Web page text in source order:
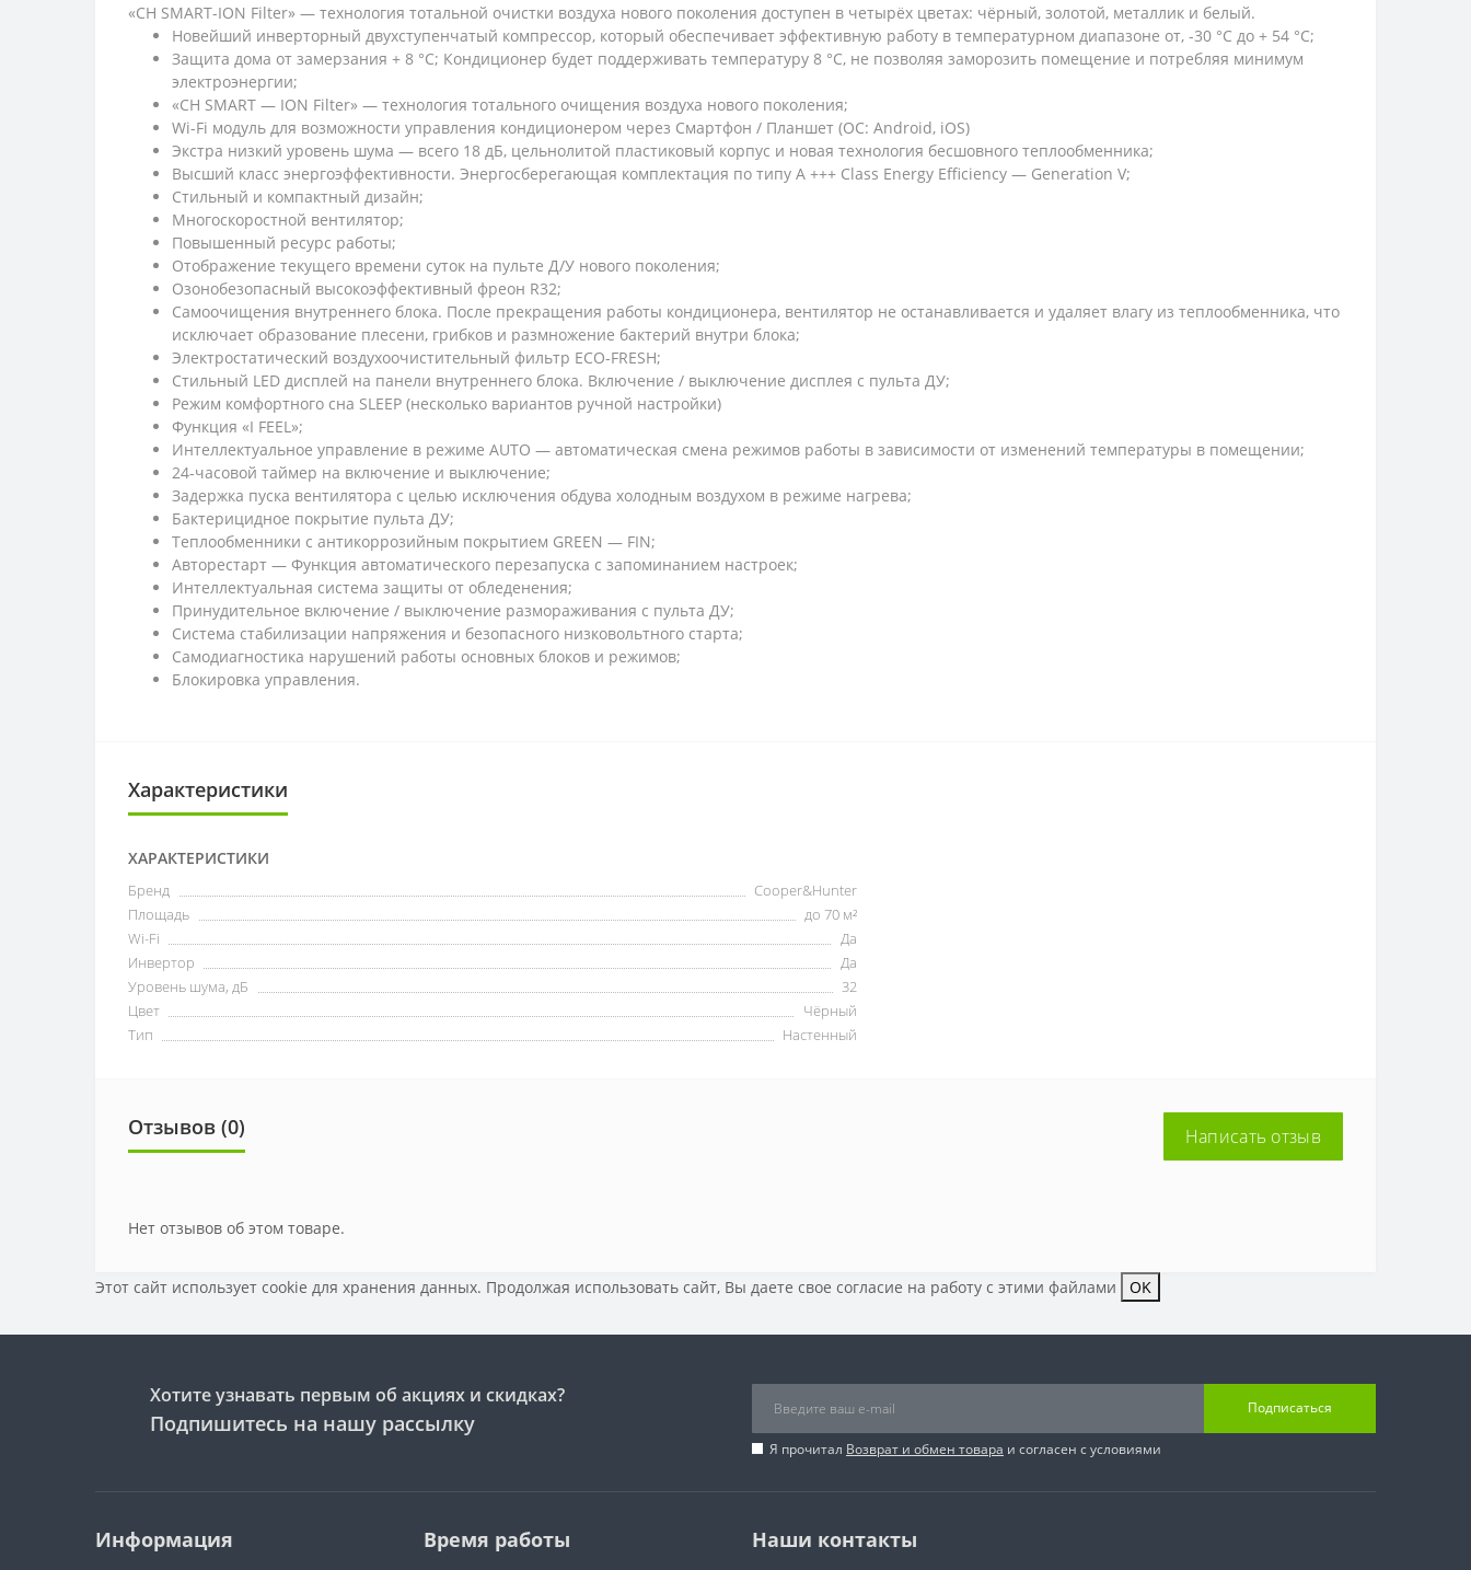
«CH SMART-ION Filter» — технология тотальной очистки воздуха нового поколения доступен в четырёх цветах: чёрный, золотой, металлик и белый.
Новейший инверторный двухступенчатый компрессор, который обеспечивает эффективную работу в температурном диапазоне от, -30 °C до + 54 °C;
Защита дома от замерзания + 8 °C; Кондиционер будет поддерживать температуру 8 °C, не позволяя заморозить помещение и потребляя минимум
электроэнергии;
«CH SMART — ION Filter» — технология тотального очищения воздуха нового поколения;
Wi-Fi модуль для возможности управления кондиционером через Смартфон / Планшет (ОС: Android, iOS)
Экстра низкий уровень шума — всего 18 дБ, цельнолитой пластиковый корпус и новая технология бесшовного теплообменника;
Высший класс энергоэффективности. Энергосберегающая комплектация по типу A +++ Class Energy Efficiency — Generation V;
Стильный и компактный дизайн;
Многоскоростной вентилятор;
Повышенный ресурс работы;
Отображение текущего времени суток на пульте Д/У нового поколения;
Озонобезопасный высокоэффективный фреон R32;
Самоочищения внутреннего блока. После прекращения работы кондиционера, вентилятор не останавливается и удаляет влагу из теплообменника, что
исключает образование плесени, грибков и размножение бактерий внутри блока;
Электростатический воздухоочистительный фильтр ЕСО-FRESH;
Стильный LED дисплей на панели внутреннего блока. Включение / выключение дисплея с пульта ДУ;
Режим комфортного сна SLЕЕР (несколько вариантов ручной настройки)
Функция «I FEEL»;
Интеллектуальное управление в режиме AUTO — автоматическая смена режимов работы в зависимости от изменений температуры в помещении;
24-часовой таймер на включение и выключение;
Задержка пуска вентилятора с целью исключения обдува холодным воздухом в режиме нагрева;
Бактерицидное покрытие пульта ДУ;
Теплообменники с антикоррозийным покрытием GREEN — FIN;
Авторестарт — Функция автоматического перезапуска с запоминанием настроек;
Интеллектуальная система защиты от обледенения;
Принудительное включение / выключение размораживания с пульта ДУ;
Система стабилизации напряжения и безопасного низковольтного старта;
Самодиагностика нарушений работы основных блоков и режимов;
Блокировка управления.
Характеристики
ХАРАКТЕРИСТИКИ
Бренд
Cooper&Hunter
Площадь
до 70 м²
Wi-Fi
Да
Инвертор
Да
Уровень шума, дБ
32
Цвет
Чёрный
Тип
Настенный
Отзывов (0) Написать отзыв
Нет отзывов об этом товаре.
Этот сайт использует cookie для хранения данных. Продолжая использовать сайт, Вы даете свое согласие на работу с этими файлами OK
Хотите узнавать первым об акциях и скидках?
Подпишитесь на нашу рассылку
Подписаться
Я прочитал Возврат и обмен товара и согласен с условиями
Информация Время работы Наши контакты